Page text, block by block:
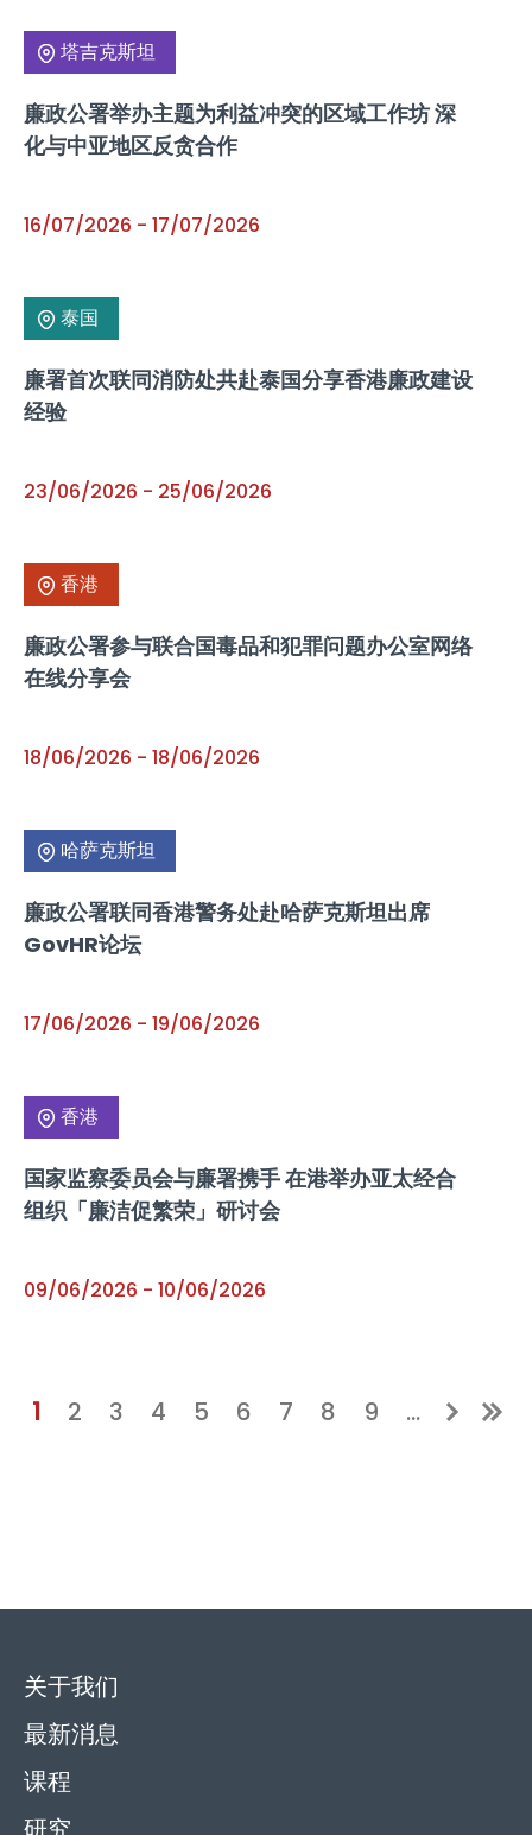
塔吉克斯坦
廉政公署举办主题为利益冲突的区域工作坊 深
化与中亚地区反贪合作
16/07/2026 - 17/07/2026
泰国
廉署首次联同消防处共赴泰国分享香港廉政建设
经验
23/06/2026 - 25/06/2026
香港
廉政公署参与联合国毒品和犯罪问题办公室网络
在线分享会
18/06/2026 - 18/06/2026
哈萨克斯坦
廉政公署联同香港警务处赴哈萨克斯坦出席
GovHR论坛
17/06/2026 - 19/06/2026
香港
国家监察委员会与廉署携手 在港举办亚太经合
组织「廉洁促繁荣」研讨会
09/06/2026 - 10/06/2026
当前页
1 Page
2 Page
3 Page
4 Page
5 Page
6 Page
7 Page
8 Page
9 …
关于我们
最新消息
课程